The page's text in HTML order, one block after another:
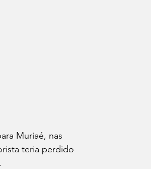
Muriaé, nas
teria perdido